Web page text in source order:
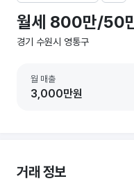
월세 800만/50
경기 수원시 영통구
월 매출
3,000만원
거래 정보